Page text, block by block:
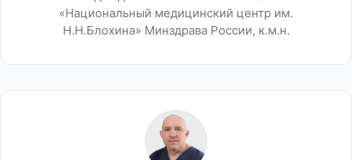
«Национальный медицинский центр им.
Н.Н.Блохина» Минздрава России, к.м.н.